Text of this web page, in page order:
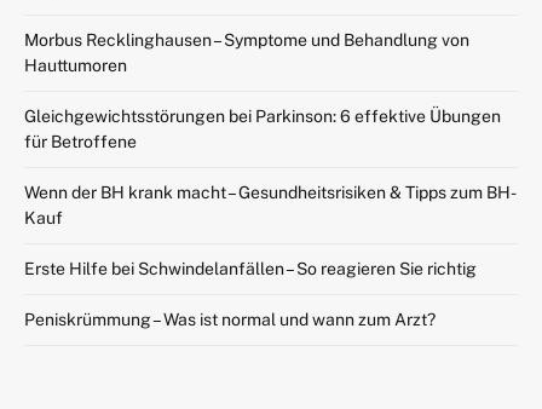
Morbus Recklinghausen – Symptome und Behandlung von
Hauttumoren
Gleichgewichtsstörungen bei Parkinson: 6 effektive Übungen
für Betroffene
Wenn der BH krank macht – Gesundheitsrisiken & Tipps zum BH-
Kauf
Erste Hilfe bei Schwindelanfällen – So reagieren Sie richtig
Peniskrümmung – Was ist normal und wann zum Arzt?